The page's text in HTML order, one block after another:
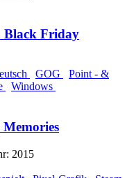
Black Friday
GOG
Point - &
Windows
2015